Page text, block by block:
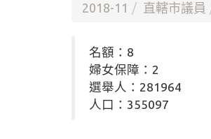
2018-11 直轄市議員
名額：8
婦女保障：2
選舉人：281964
人口：355097